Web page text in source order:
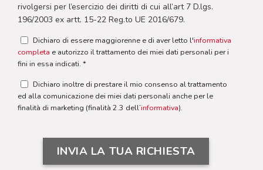
rivolgersi per l’esercizio dei diritti di cui all’art 7 D.lgs.
196/2003 ex artt. 15-22 Reg.to UE 2016/679.
Dichiaro di essere maggiorenne e di aver letto l'informativa
completa e autorizzo il trattamento dei miei dati personali per i
fini in essa indicati. *
Dichiaro inoltre di prestare il mio consenso al trattamento
ed alla comunicazione dei miei dati personali anche per le
finalità di marketing (finalità 2.3 dell’informativa).